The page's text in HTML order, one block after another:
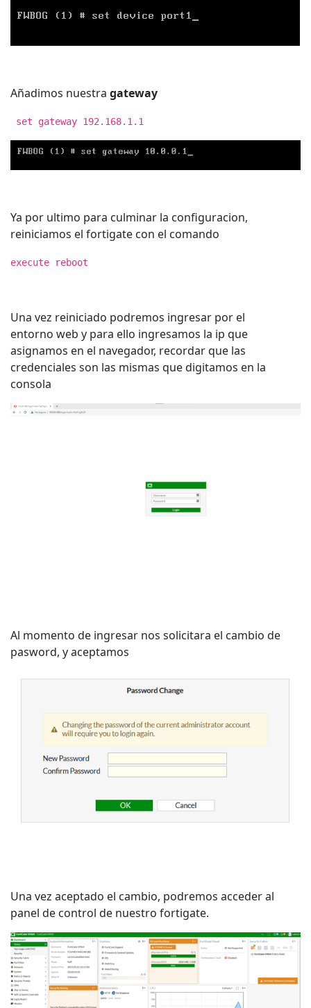
Añadimos nuestra gateway
set gateway 192.168.1.1
Ya por ultimo para culminar la configuracion,
reiniciamos el fortigate con el comando
execute reboot
Una vez reiniciado podremos ingresar por el
entorno web y para ello ingresamos la ip que
asignamos en el navegador, recordar que las
credenciales son las mismas que digitamos en la
consola
Al momento de ingresar nos solicitara el cambio de
pasword, y aceptamos
Una vez aceptado el cambio, podremos acceder al
panel de control de nuestro fortigate.